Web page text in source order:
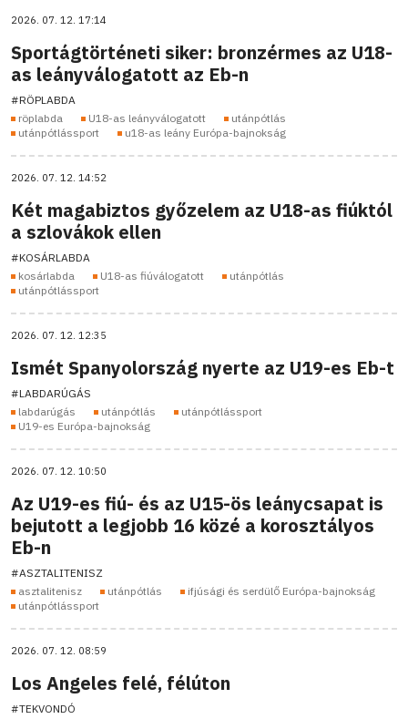
2026. 07. 12. 17:14
Sportágtörténeti siker: bronzérmes az U18-
as leányválogatott az Eb-n
#RÖPLABDA
röplabda
U18-as leányválogatott
utánpótlás
utánpótlássport
u18-as leány Európa-bajnokság
2026. 07. 12. 14:52
Két magabiztos győzelem az U18-as fiúktól
a szlovákok ellen
#KOSÁRLABDA
kosárlabda
U18-as fiúválogatott
utánpótlás
utánpótlássport
2026. 07. 12. 12:35
Ismét Spanyolország nyerte az U19-es Eb-t
#LABDARÚGÁS
labdarúgás
utánpótlás
utánpótlássport
U19-es Európa-bajnokság
2026. 07. 12. 10:50
Az U19-es fiú- és az U15-ös leánycsapat is
bejutott a legjobb 16 közé a korosztályos
Eb-n
#ASZTALITENISZ
asztalitenisz
utánpótlás
ifjúsági és serdülő Európa-bajnokság
utánpótlássport
2026. 07. 12. 08:59
Los Angeles felé, félúton
#TEKVONDÓ